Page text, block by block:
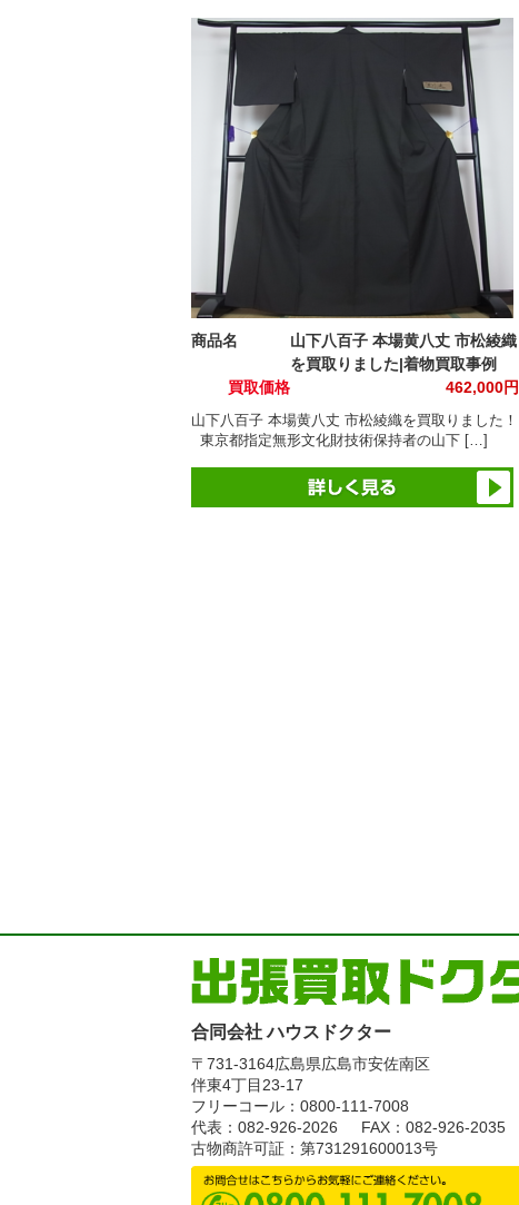
商品名
山下八百子 本場黄八丈 市松綾織
を買取りました|着物買取事例
買取価格
462,000円
山下八百子 本場黄八丈 市松綾織を買取りました！
東京都指定無形文化財技術保持者の山下 […]
合同会社 ハウスドクター
〒731-3164広島県広島市安佐南区
伴東4丁目23-17
フリーコール：0800-111-7008
代表：082-926-2026
FAX：082-926-2035
古物商許可証：第731291600013号